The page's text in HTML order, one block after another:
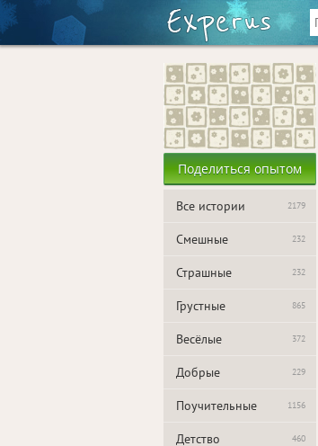
Поделиться опытом
Все истории 2179
Смешные 232
Страшные 232
Грустные 865
Весёлые 372
Добрые 229
Поучительные 1156
Детство 460